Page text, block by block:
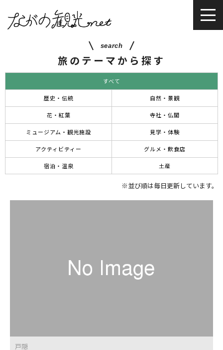
search
旅のテーマから探す
すべて
歴史・伝統 自然・景観
花・紅葉 寺社・仏閣
ミュージアム・観光施設 見学・体験
アクティビティー グルメ・飲食店
宿泊・温泉 土産
※並び順は毎日更新しています。
戸隠